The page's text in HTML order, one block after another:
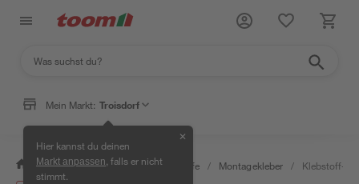
Mein Markt: Troisdorf
Hier kannst du deinen
Markt anpassen , falls er nicht
stimmt.
✕
/ Bauen & Renovieren / Klebstoffe / Montagekleber / Klebstoff-